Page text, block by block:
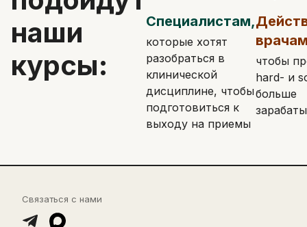
наши
курсы:
Специалистам,
которые хотят
разобраться в
клинической
дисциплине, чтобы
подготовиться к
выходу на приемы
чтобы
hard- и
больше
Связаться с нами